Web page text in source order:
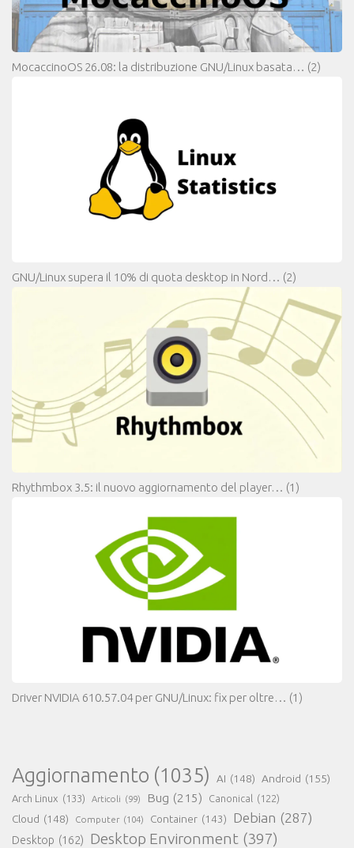
MocaccinoOS 26.08: la distribuzione GNU/Linux basata… (2)
GNU/Linux supera il 10% di quota desktop in Nord… (2)
Rhythmbox 3.5: il nuovo aggiornamento del player… (1)
Driver NVIDIA 610.57.04 per GNU/Linux: fix per oltre… (1)
Aggiornamento (1035) AI (148) Android (155)
Arch Linux (133) Articoli (99) Bug (215) Canonical (122)
Cloud (148) Computer (104) Container (143) Debian (287)
Desktop (162) Desktop Environment (397)